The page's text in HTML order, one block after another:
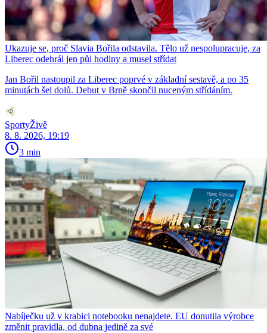
Ukazuje se, proč Slavia Bořila odstavila. Tělo už nespolupracuje, za
Liberec odehrál jen půl hodiny a musel střídat
Jan Bořil nastoupil za Liberec poprvé v základní sestavě, a po 35
minutách šel dolů. Debut v Brně skončil nuceným střídáním.
SportyŽivě
8. 8. 2026, 19:19
3 min
Nabíječku už v krabici notebooku nenajdete. EU donutila výrobce
změnit pravidla, od dubna jedině za své